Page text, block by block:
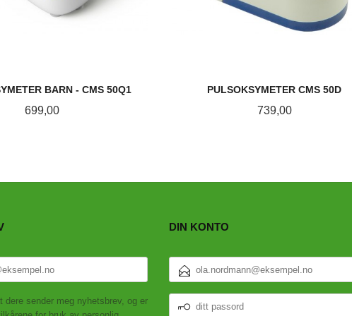
BARN - CMS 50Q1
Pris
699,00
PULSOKSYMETER CMS 50D
Pris
739,00
dere sender meg nyhetsbrev, og er
DIN KONTO
POSTADRESSE
PASSORD